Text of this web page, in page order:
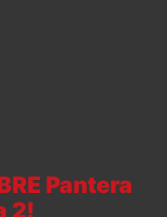
Pantera
2!